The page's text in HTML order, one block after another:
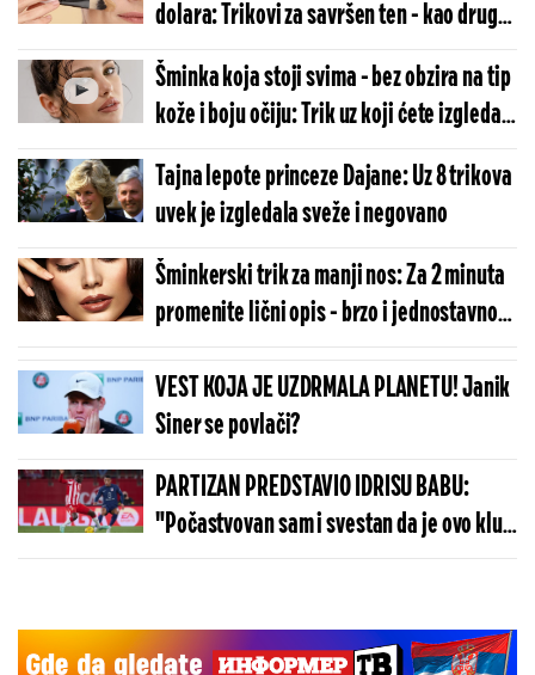
dolara: Trikovi za savršen ten - kao druga
koža
Šminka koja stoji svima - bez obzira na tip
kože i boju očiju: Trik uz koji ćete izgledati
savršeno (VIDEO)
Tajna lepote princeze Dajane: Uz 8 trikova
uvek je izgledala sveže i negovano
Šminkerski trik za manji nos: Za 2 minuta
promenite lični opis - brzo i jednostavno
(VIDEO)
VEST KOJA JE UZDRMALA PLANETU! Janik
Siner se povlači?
PARTIZAN PREDSTAVIO IDRISU BABU:
"Počastvovan sam i svestan da je ovo klub
sa velikom istorijom"